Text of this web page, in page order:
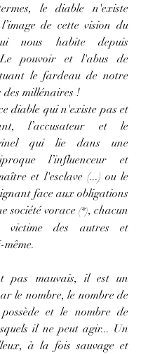
le diable n'existe
de cette vision du
nous habite depuis
pouvoir et l'abus de
le fardeau de notre
des millénaires !
diable qui n'existe pas et
l’accusateur et le
qui lie dans une
l’influenceur et
et l'esclave (...) ou le
face aux obligations
société vorace (*), chacun
victime des autres et
pas mauvais, il est un
le nombre, le nombre de
et le nombre de
il ne peut agir... Un
à la fois sauvage et